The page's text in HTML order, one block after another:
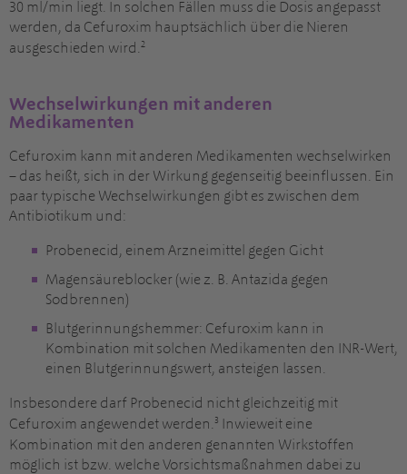
30 ml/min liegt. In solchen Fällen muss die Dosis angepasst
werden, da Cefuroxim hauptsächlich über die Nieren
ausgeschieden wird. 2
Wechselwirkungen mit anderen
Medikamenten
Cefuroxim kann mit anderen Medikamenten wechselwirken
– das heißt, sich in der Wirkung gegenseitig beeinflussen. Ein
paar typische Wechselwirkungen gibt es zwischen dem
Antibiotikum und:
Probenecid, einem Arzneimittel gegen Gicht
Magensäureblocker (wie z. B. Antazida gegen
Sodbrennen)
Blutgerinnungshemmer: Cefuroxim kann in
Kombination mit solchen Medikamenten den INR-Wert,
einen Blutgerinnungswert, ansteigen lassen.
Insbesondere darf Probenecid nicht gleichzeitig mit
Cefuroxim angewendet werden. 3
Inwieweit eine
Kombination mit den anderen genannten Wirkstoffen
möglich ist bzw. welche Vorsichtsmaßnahmen dabei zu